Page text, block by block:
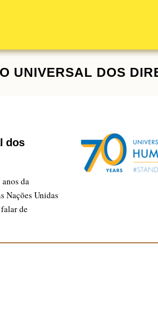
UNIVERSAL DOS
dos
da
Nações Unidas
de